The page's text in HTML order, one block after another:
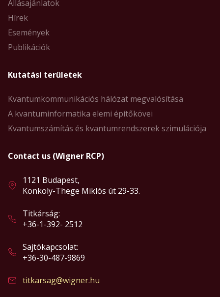
Állásajánlatok
Hírek
Események
Publikációk
Kutatási területek
Kvantumkommunikációs hálózat megvalósítása
A kvantuminformatika elemi építőkövei
Kvantumszámítás és kvantumrendszerek szimulációja
Contact us (Wigner RCP)
1121 Budapest,
Konkoly-Thege Miklós út 29-33.
Titkárság:
+36-1-392- 2512
Sajtókapcsolat:
+36-30-487-9869
titkarsag@wigner.hu